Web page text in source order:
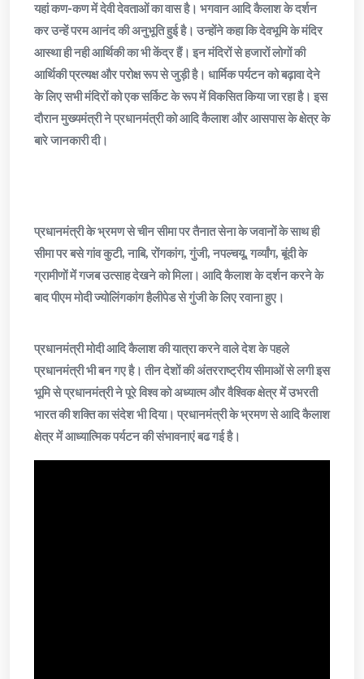
यहां कण-कण में देवी देवताओं का वास है। भगवान आदि कैलाश के दर्शन
कर उन्हें परम आनंद की अनुभूति हुई है। उन्होंने कहा कि देवभूमि के मंदिर
आस्था ही नही आर्थिकी का भी केंद्र हैं। इन मंदिरों से हजारों लोगों की
आर्थिकी प्रत्यक्ष और परोक्ष रूप से जुड़ी है। धार्मिक पर्यटन को बढ़ावा देने
के लिए सभी मंदिरों को एक सर्किट के रूप में विकसित किया जा रहा है। इस
दौरान मुख्यमंत्री ने प्रधानमंत्री को आदि कैलाश और आसपास के क्षेत्र के
बारे जानकारी दी।
प्रधानमंत्री के भ्रमण से चीन सीमा पर तैनात सेना के जवानों के साथ ही
सीमा पर बसे गांव कुटी, नाबि, रोंगकांग, गुंजी, नपल्चयू, गर्व्यांग, बूंदी के
ग्रामीणों में गजब उत्साह देखने को मिला। आदि कैलाश के दर्शन करने के
बाद पीएम मोदी ज्योलिंगकांग हैलीपेड से गुंजी के लिए रवाना हुए।
प्रधानमंत्री मोदी आदि कैलाश की यात्रा करने वाले देश के पहले
प्रधानमंत्री भी बन गए है। तीन देशों की अंतरराष्ट्रीय सीमाओं से लगी इस
भूमि से प्रधानमंत्री ने पूरे विश्व को अध्यात्म और वैश्विक क्षेत्र में उभरती
भारत की शक्ति का संदेश भी दिया। प्रधानमंत्री के भ्रमण से आदि कैलाश
क्षेत्र में आध्यात्मिक पर्यटन की संभावनाएं बढ गई है।